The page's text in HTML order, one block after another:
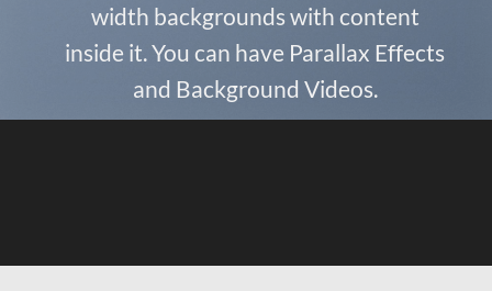
width backgrounds with content
inside it. You can have Parallax Effects
and Background Videos.